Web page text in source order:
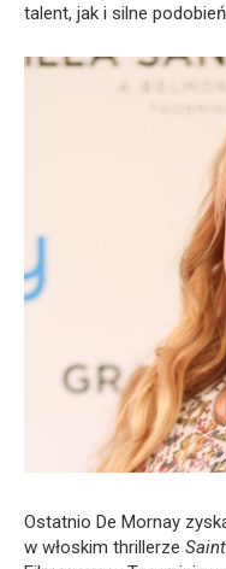
talent, jak i silne
Ostatnio De Mornay
w włoskim thrillerze